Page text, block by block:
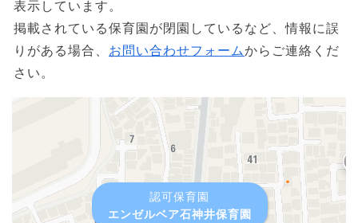
表示しています。
掲載されている保育園が閉園しているなど、情報に誤
りがある場合、 お問い合わせフォームからご連絡くだ
さい。
認可保育園
エンゼルベア石神井保育園